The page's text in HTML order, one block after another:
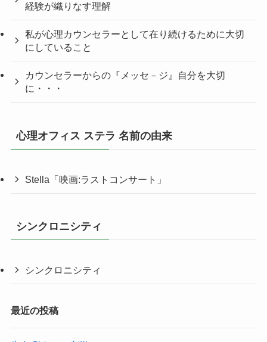
経験が織りなす理解
私が心理カウンセラーとして在り続けるために大切
にしていること
カウンセラーからの『メッセ－ジ』自分を大切
に・・・
心理オフィス ステラ 名前の由来
Stella「映画:ラストコンサート」
シンクロニシティ
シンクロニシティ
最近の投稿